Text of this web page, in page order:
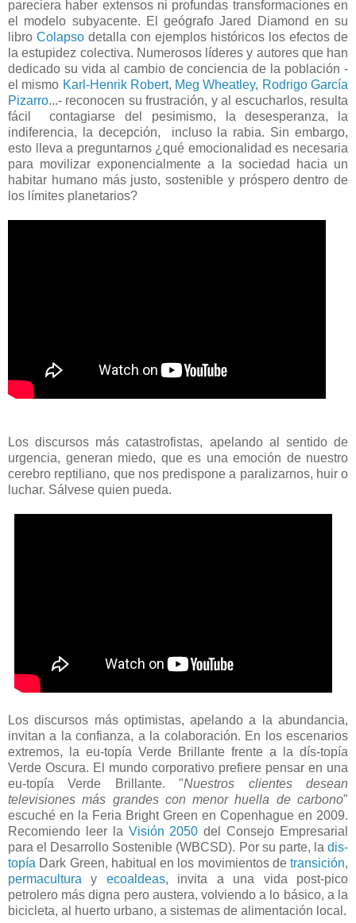
pareciera haber extensos ni profundas transformaciones en
el modelo subyacente. El geógrafo Jared Diamond en su
libro Colapso detalla con ejemplos históricos los efectos de
la estupidez colectiva. Numerosos líderes y autores que han
dedicado su vida al cambio de conciencia de la población -
el mismo Karl-Henrik Robert, Meg Wheatley, Rodrigo García
Pizarro...- reconocen su frustración, y al escucharlos, resulta
fácil contagiarse del pesimismo, la desesperanza, la
indiferencia, la decepción, incluso la rabia. Sin embargo,
esto lleva a preguntarnos ¿qué emocionalidad es necesaria
para movilizar exponencialmente a la sociedad hacia un
habitar humano más justo, sostenible y próspero dentro de
los límites planetarios?
Los discursos más catastrofistas, apelando al sentido de
urgencia, generan miedo, que es una emoción de nuestro
cerebro reptiliano, que nos predispone a paralizarnos, huir o
luchar. Sálvese quien pueda.
Los discursos más optimistas, apelando a la abundancia,
invitan a la confianza, a la colaboración. En los escenarios
extremos, la eu-topía Verde Brillante frente a la dís-topía
Verde Oscura. El mundo corporativo prefiere pensar en una
eu-topía Verde Brillante. "Nuestros clientes desean
televisiones más grandes con menor huella de carbono"
escuché en la Feria Bright Green en Copenhague en 2009.
Recomiendo leer la Visión 2050 del Consejo Empresarial
para el Desarrollo Sostenible (WBCSD). Por su parte, la dis-
topía Dark Green, habitual en los movimientos de transición,
permacultura y ecoaldeas, invita a una vida post-pico
petrolero más digna pero austera, volviendo a lo básico, a la
bicicleta, al huerto urbano, a sistemas de alimentación local.